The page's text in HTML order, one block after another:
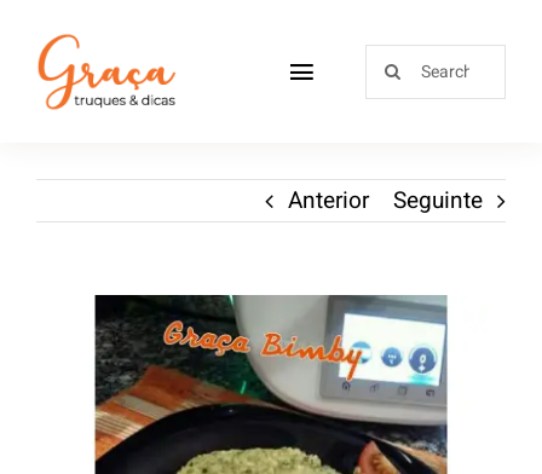
Receitas
Anterior Seguinte